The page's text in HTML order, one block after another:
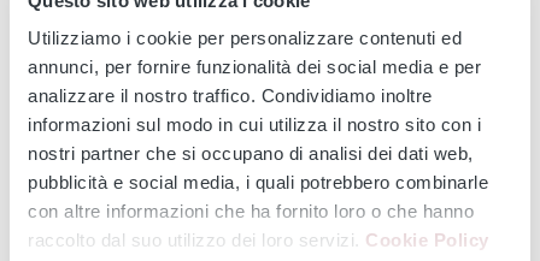
Utilizziamo i cookie per personalizzare contenuti ed
annunci, per fornire funzionalità dei social media e per
analizzare il nostro traffico. Condividiamo inoltre
informazioni sul modo in cui utilizza il nostro sito con i
nostri partner che si occupano di analisi dei dati web,
pubblicità e social media, i quali potrebbero combinarle
con altre informazioni che ha fornito loro o che hanno
raccolto dal suo utilizzo dei loro servizi. Cookie Policy
CONDIVIDI
Scrivi alla mailufficio.stampa@atac.roma.it indicando
l'argomento che intendi trattare e il nome della testata
giornalistica, radiofonica o televisiva che rappresenti.
Ricorda di lasciare un numero di telefono, se possibile un
cellulare, per contattarti.